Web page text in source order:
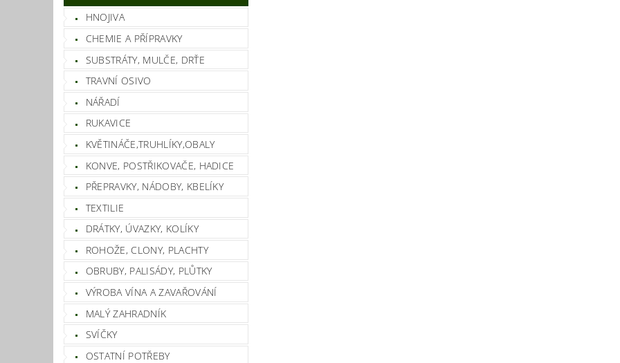
HNOJIVA
CHEMIE A PŘÍPRAVKY
SUBSTRÁTY, MULČE, DRŤE
TRAVNÍ OSIVO
NÁŘADÍ
RUKAVICE
KVĚTINÁČE,TRUHLÍKY,OBALY
KONVE, POSTŘIKOVAČE, HADICE
PŘEPRAVKY, NÁDOBY, KBELÍKY
TEXTILIE
DRÁTKY, ÚVAZKY, KOLÍKY
ROHOŽE, CLONY, PLACHTY
OBRUBY, PALISÁDY, PLŮTKY
VÝROBA VÍNA A ZAVAŘOVÁNÍ
MALÝ ZAHRADNÍK
SVÍČKY
OSTATNÍ POTŘEBY